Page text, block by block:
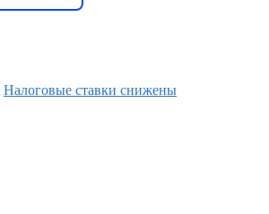
Налоговые ставки снижены